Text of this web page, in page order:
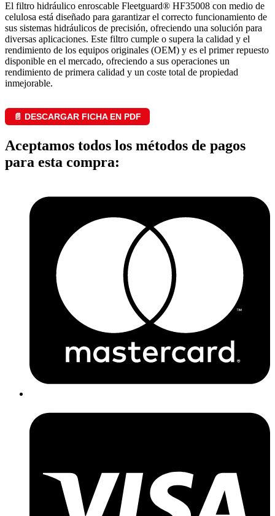
El filtro hidráulico enroscable Fleetguard® HF35008 con medio de
celulosa está diseñado para garantizar el correcto funcionamiento de
sus sistemas hidráulicos de precisión, ofreciendo una solución para
diversas aplicaciones. Este filtro cumple o supera la calidad y el
rendimiento de los equipos originales (OEM) y es el primer repuesto
disponible en el mercado, ofreciendo a sus operaciones un
rendimiento de primera calidad y un coste total de propiedad
inmejorable.
📄 DESCARGAR FICHA EN PDF
Aceptamos todos los métodos de pagos
para esta compra: